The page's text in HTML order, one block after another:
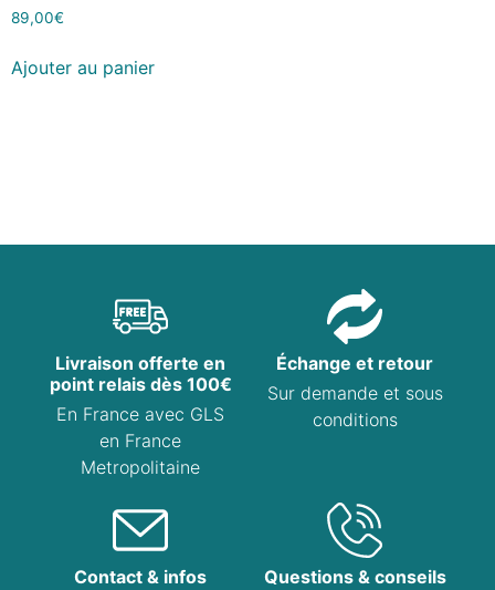
89,00€
Ajouter au panier
Livraison offerte en
point relais dès 100€
En France avec GLS
en France
Metropolitaine
Échange et retour
Sur demande et sous
conditions
Contact & infos
Questions & conseils